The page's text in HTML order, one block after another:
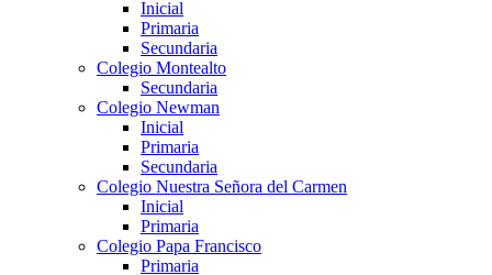
Inicial
Primaria
Secundaria
Colegio Montealto
Secundaria
Colegio Newman
Inicial
Primaria
Secundaria
Colegio Nuestra Señora del Carmen
Inicial
Primaria
Colegio Papa Francisco
Primaria